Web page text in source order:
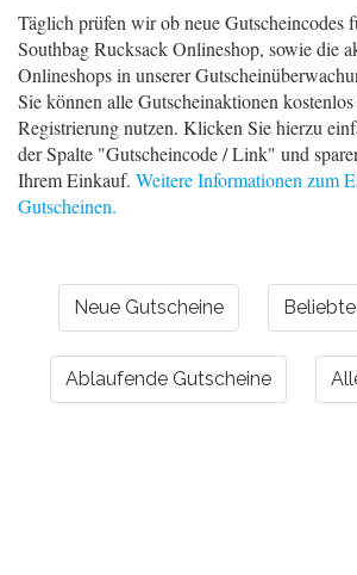
Täglich prüfen wir ob neue Gutscheincodes
Southbag Rucksack Onlineshop, sowie die
Onlineshops in unserer
Sie können alle Gutscheinaktionen
Registrierung nutzen. Klicken Sie hierzu
der Spalte "Gutscheincode / Link" und
Ihrem Einkauf. Weitere Informationen zum
Gutscheinen.
Neue Gutscheine
Ablaufende Gutscheine